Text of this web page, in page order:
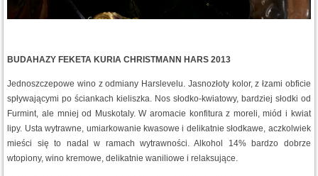
BUDAHAZY FEKETA KURIA CHRISTMANN HARS 2013
Jednoszczepowe wino z odmiany Harslevelu. Jasnozłoty kolor, z łzami obficie
spływającymi po ściankach kieliszka. Nos słodko-kwiatowy, bardziej słodki od
Furmint, ale mniej od Muskotaly. W aromacie konfitura z moreli, miód i kwiat
lipy. Usta wytrawne, umiarkowanie kwasowe i delikatnie słodkawe, aczkolwiek
mieści się to nadal w ramach wytrawności. Alkohol 14% bardzo dobrze
wtopiony, wino kremowe, delikatnie waniliowe i relaksujące.